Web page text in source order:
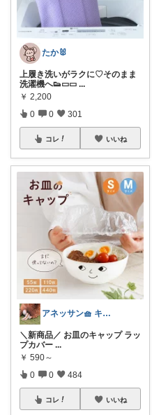
たか🐰
上履き洗いがラクに♡そのまま
洗濯機へ👟▭▭ ...
￥ 2,200
0 0 301
コレ いいね
アネッサン🧺 キッチンと暮らしの実用品
＼新商品／ お皿のキャップ ラッ
プカバー ...
￥ 590～
0 0 484
コレ いいね